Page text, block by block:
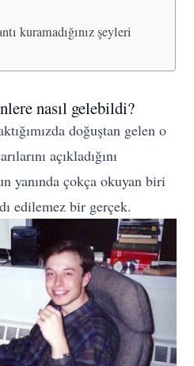
kuramadığınız şeyleri
nasıl gelebildi?
doğuştan gelen o
açıkladığını
yanında çokça okuyan biri
edilemez bir gerçek.